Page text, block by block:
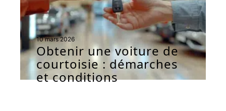
10 mars 2026
Obtenir une voiture de
courtoisie : démarches
et conditions